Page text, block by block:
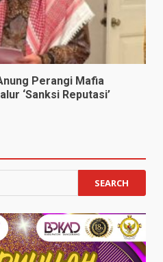
Perangi Mafia
‘Sanksi Reputasi’